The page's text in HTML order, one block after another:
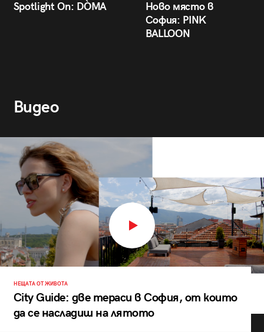
Spotlight On: DÒMA
Ново място в
София: PINK
BALLOON
Видео
НЕЩАТА ОТ ЖИВОТА
City Guide: две тераси в София, от които
да се насладиш на лятото